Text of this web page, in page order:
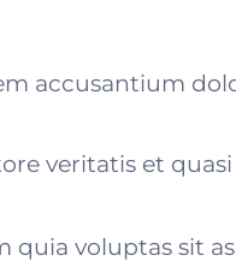
accusantium
veritatis et
quia voluptas sit